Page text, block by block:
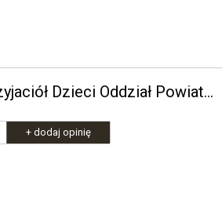
Towarzystwo Przyjaciół Dzieci Oddział Powiatowy w Bełchatowie
+ dodaj opinię